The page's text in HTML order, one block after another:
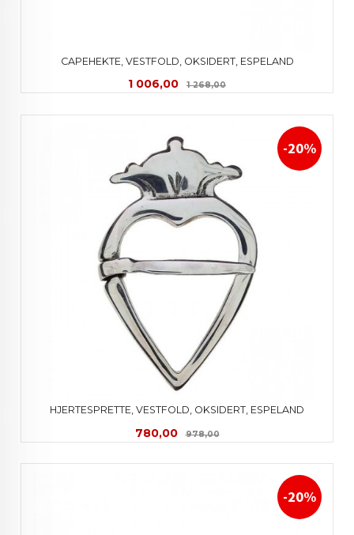
CAPEHEKTE, VESTFOLD, OKSIDERT, ESPELAND
Tilbud
1 006,00 1 268,00Rabatt
HJERTESPRETTE, VESTFOLD, OKSIDERT, ESPELAND
Tilbud
780,00 978,00Rabatt
-20%
-20%